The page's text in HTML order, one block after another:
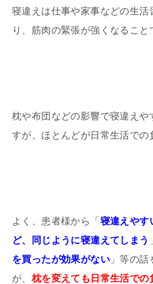
寝違えは仕事や家事などの生活
り、筋肉の緊張が強くなるこ
枕や布団などの影響で寝違えや
すが、ほとんどが日常生活での
よく、患者様から「 寝違えやす
ど、同じように寝違えてしまう
を買ったが効果がない 」等の
が、 枕を変えても日常生活での